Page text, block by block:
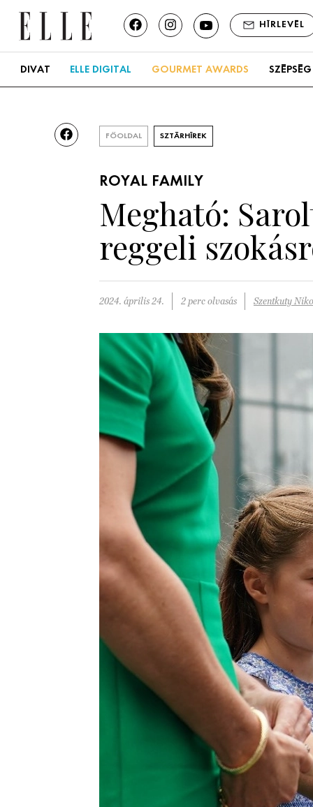
HÍRLEVÉL
DIVAT ELLE DIGITAL GOURMET AWARDS SZÉPSÉG
FŐOLDAL SZTÁRHÍREK
ROYAL FAMILY
Megható:
reggeli
2024. április 24. 2 perc olvasás Szentkuty